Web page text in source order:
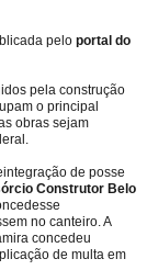
pelo portal do
pela construção
o principal
obras sejam
de posse
Construtor Belo
no canteiro. A
concedeu
de multa em